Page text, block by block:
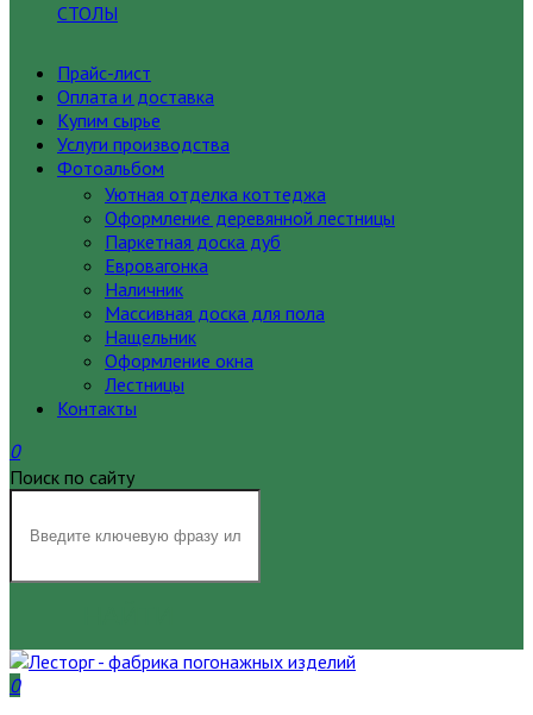
СТОЛЫ
Прайс-лист
Оплата и доставка
Купим сырье
Услуги производства
Фотоальбом
Уютная отделка коттеджа
Оформление деревянной лестницы
Паркетная доска дуб
Евровагонка
Наличник
Массивная доска для пола
Нащельник
Оформление окна
Лестницы
Контакты
0
Поиск по сайту
0